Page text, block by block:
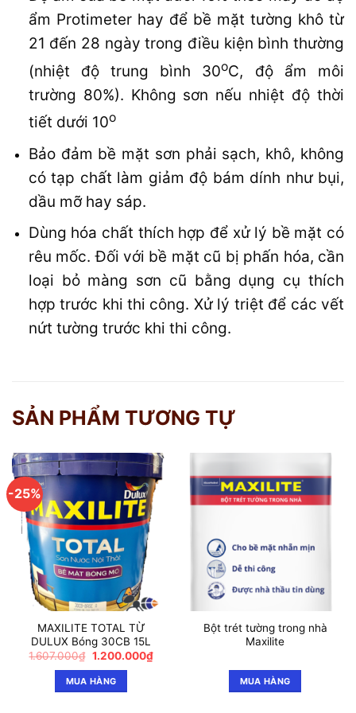
ẩm Protimeter hay để bề mặt tường khô từ
21 đến 28 ngày trong điều kiện bình thường
(nhiệt độ trung bình 30oC, độ ẩm môi
trường 80%). Không sơn nếu nhiệt độ thời
tiết dưới 10o
Bảo đảm bề mặt sơn phải sạch, khô, không
có tạp chất làm giảm độ bám dính như bụi,
dầu mỡ hay sáp.
Dùng hóa chất thích hợp để xử lý bề mặt có
rêu mốc. Đối với bề mặt cũ bị phấn hóa, cần
loại bỏ màng sơn cũ bằng dụng cụ thích
hợp trước khi thi công. Xử lý triệt để các vết
nứt tường trước khi thi công.
SẢN PHẨM TƯƠNG TỰ
-25%
MAXILITE TOTAL TỪ
DULUX Bóng 30CB 15L
1.607.000₫ Giá
là:
1.607.000₫.
1.200.000₫Giá
hiện
MUA HÀNG
Bột trét tường trong nhà
Maxilite
MUA HÀNG